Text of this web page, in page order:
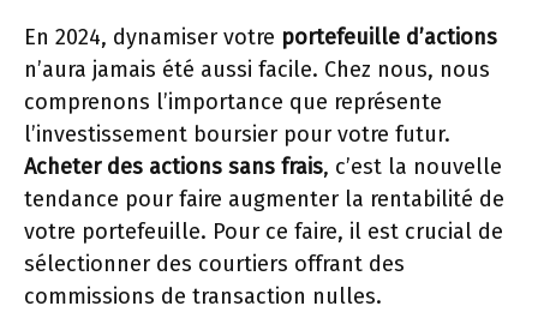
En 2024, dynamiser votre portefeuille d’actions
n’aura jamais été aussi facile. Chez nous, nous
comprenons l’importance que représente
l’investissement boursier pour votre futur.
Acheter des actions sans frais, c’est la nouvelle
tendance pour faire augmenter la rentabilité de
votre portefeuille. Pour ce faire, il est crucial de
sélectionner des courtiers offrant des
commissions de transaction nulles.